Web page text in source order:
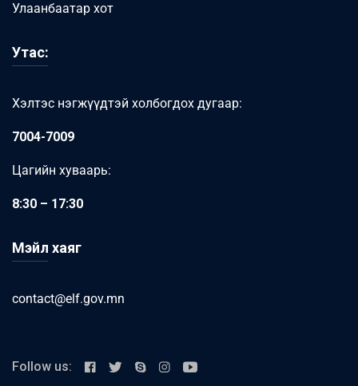
Улаанбаатар хот
Утас:
Хэлтэс нэгжүүдтэй холбогдох дугаар:
7004-7009
Цагийн хуваарь:
8:30 – 17:30
Мэйл хаяг
contact@elf.gov.mn
Follow us: